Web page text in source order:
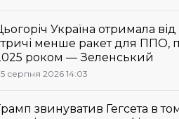
Україна отримала від
менше ракет для ППО,
роком — Зеленський
серпня 2026 14:03
звинуватив Гегсета в